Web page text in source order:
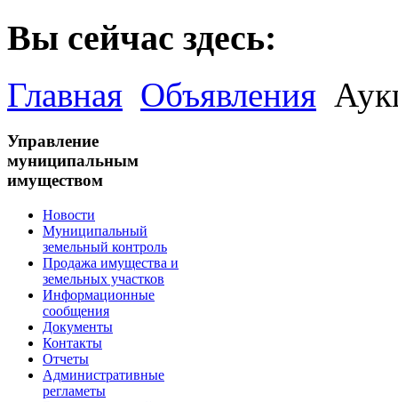
Вы сейчас здесь:
Главная Объявления
Управление
муниципальным
имуществом
Новости
Муниципальный
земельный контроль
Продажа имущества и
земельных участков
Информационные
сообщения
Документы
Контакты
Отчеты
Административные
регламеты